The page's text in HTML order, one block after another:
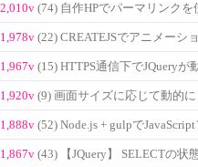
2,010v (74) 自作HPでパーマリンクを
1,978v (22) CREATEJSでアニメーシ
1,967v (15) HTTPS通信下でJQuery
1,920v (9) 画面サイズに応じて動的
1,888v (52) Node.js + gulpで
1,867v (43) 【JQuery】 SELECTの状